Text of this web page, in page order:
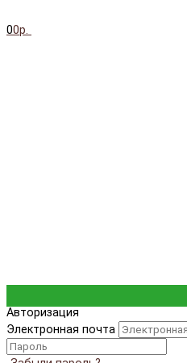
00р.
Авторизация
Электронная почта